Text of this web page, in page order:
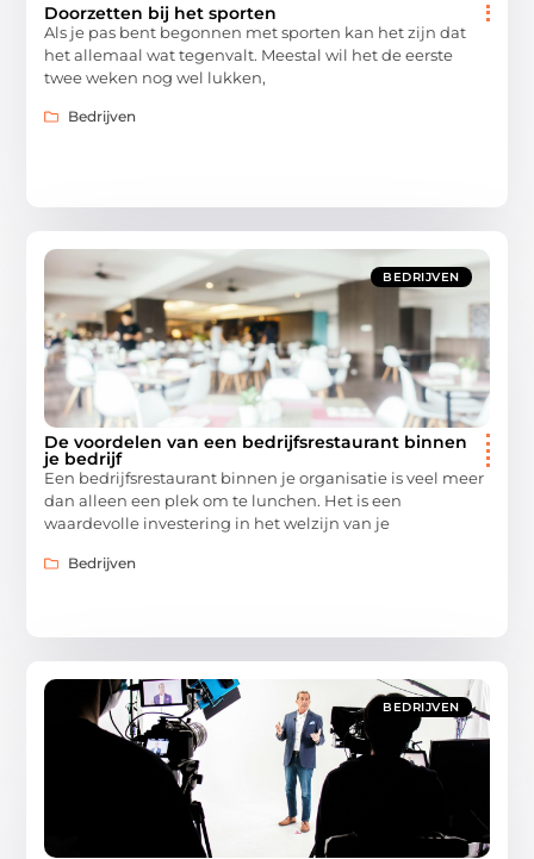
Doorzetten bij het sporten
Als je pas bent begonnen met sporten kan het zijn dat
het allemaal wat tegenvalt. Meestal wil het de eerste
twee weken nog wel lukken,
Bedrijven
BEDRIJVEN
De voordelen van een bedrijfsrestaurant binnen
je bedrijf
Een bedrijfsrestaurant binnen je organisatie is veel meer
dan alleen een plek om te lunchen. Het is een
waardevolle investering in het welzijn van je
Bedrijven
BEDRIJVEN